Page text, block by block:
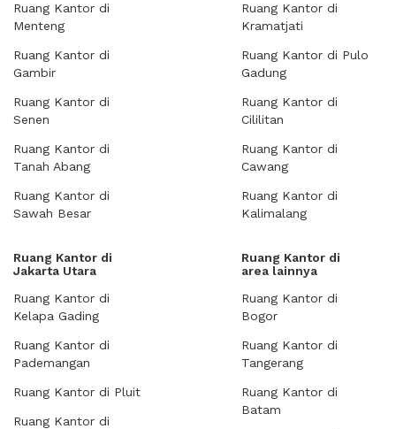
Ruang Kantor di
Menteng
Ruang Kantor di
Gambir
Ruang Kantor di
Senen
Ruang Kantor di
Tanah Abang
Ruang Kantor di
Sawah Besar
Ruang Kantor di
Kramatjati
Ruang Kantor di Pulo
Gadung
Ruang Kantor di
Cililitan
Ruang Kantor di
Cawang
Ruang Kantor di
Kalimalang
Ruang Kantor di
Jakarta Utara
Ruang Kantor di
Kelapa Gading
Ruang Kantor di
Pademangan
Ruang Kantor di Pluit
Ruang Kantor di
Ruang Kantor di
area lainnya
Ruang Kantor di
Bogor
Ruang Kantor di
Tangerang
Ruang Kantor di
Batam